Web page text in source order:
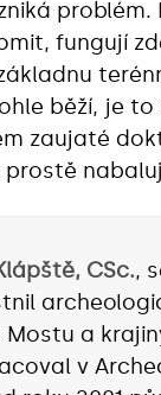
problém.
fungují
běží, je
zaujaté
CSc.,
a
v